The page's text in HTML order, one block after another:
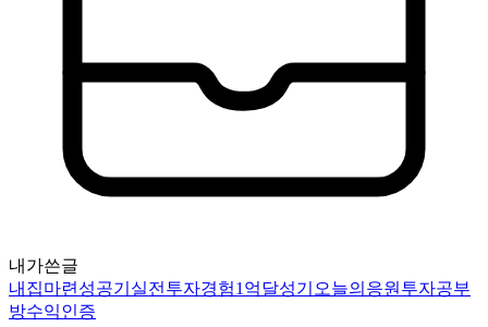
내가쓴글
내집마련성공기 실전투자경험1억달성기 오늘의응원 투자공부
방수익인증